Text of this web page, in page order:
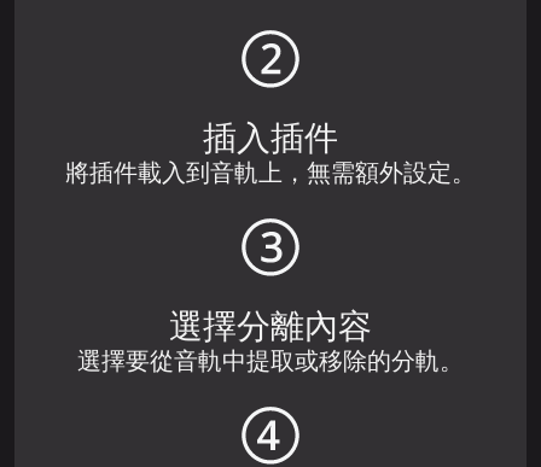
插入插件
將插件載入到音軌上，無需額外設定。
選擇分離內容
選擇要從音軌中提取或移除的分軌。